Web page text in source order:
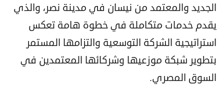
الجديد والمعتمد من نيسان في مدينة نصر، والذي
يقدم خدمات متكاملة في خطوة هامة تعكس
استراتيجية الشركة التوسعية والتزامها المستمر
بتطوير شبكة موزعيها وشركائها المعتمدين في
السوق المصري.